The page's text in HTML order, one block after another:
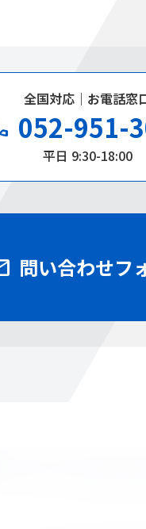
全国対応｜お電話窓
052-951-
平日 9:30-18:00
問い合わせフ